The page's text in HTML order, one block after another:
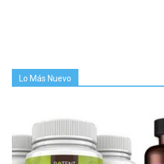
Lo Más Nuevo